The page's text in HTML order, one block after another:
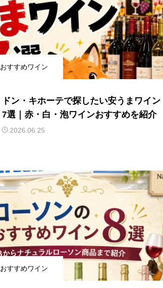
おすすめワイン
ドン・キホーテで探したい安うまワイン
7選｜赤・白・泡ワインおすすめを紹介
2026.06.25
おすすめワイン